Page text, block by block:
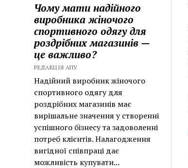
Чому мати надійного
виробника жіночого
спортивного одягу для
роздрібних магазинів —
це важливо?
РЕДАКЦІЯ АПУ
Надійний виробник жіночого
спортивного одягу для
роздрібних магазинів має
вирішальне значення у створенні
успішного бізнесу та задоволенні
потреб клієнтів. Налагодження
вигідної співпраці дає
можливість купувати...